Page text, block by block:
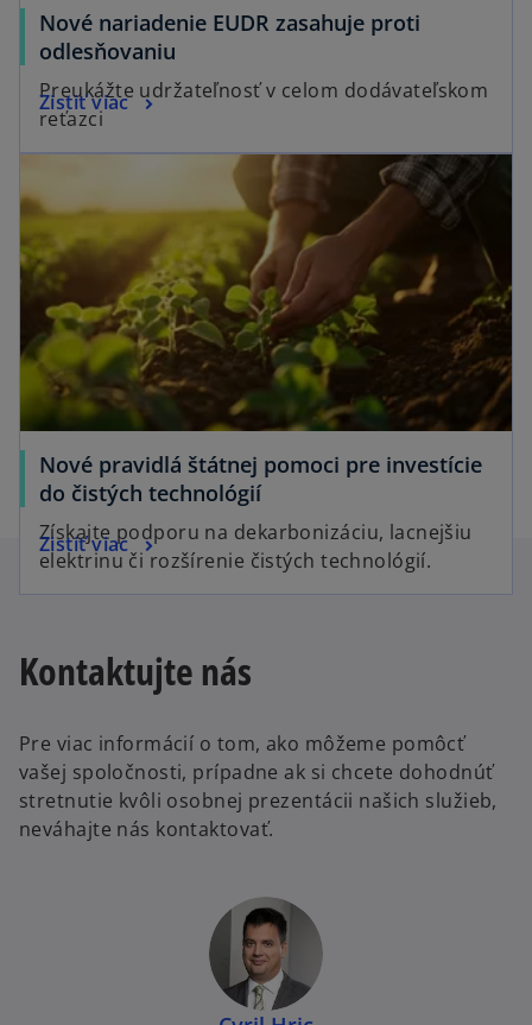
Nové nariadenie EUDR zasahuje proti
odlesňovaniu
Preukážte udržateľnosť v celom dodávateľskom
reťazci
Zistiť viac
Nové pravidlá štátnej pomoci pre investície
do čistých technológií
Získajte podporu na dekarbonizáciu, lacnejšiu
elektrinu či rozšírenie čistých technológií.
Zistiť viac
Kontaktujte nás
Pre viac informácií o tom, ako môžeme pomôcť
vašej spoločnosti, prípadne ak si chcete dohodnúť
stretnutie kvôli osobnej prezentácii našich služieb,
neváhajte nás kontaktovať.